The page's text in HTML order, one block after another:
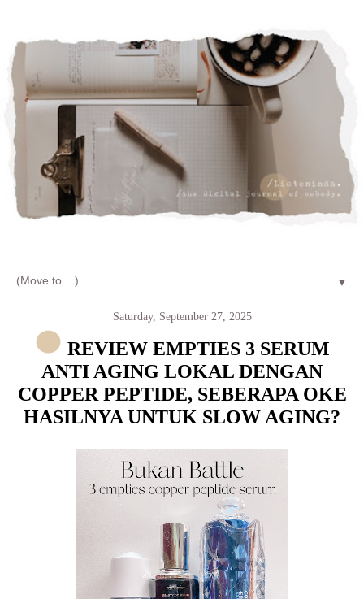
▼
Saturday, September 27, 2025
REVIEW EMPTIES 3 SERUM
ANTI AGING LOKAL DENGAN
COPPER PEPTIDE, SEBERAPA OKE
HASILNYA UNTUK SLOW AGING?